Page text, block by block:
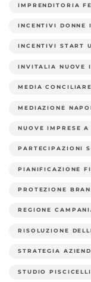
IMPRENDITORIA
INCENTIVI DONNE
INCENTIVI START
INVITALIA NUOVE
MEDIA CONCILIARE
MEDIAZIONE
NUOVE IMPRESE A
PARTECIPAZIONI
PIANIFICAZIONE
PROTEZIONE
REGIONE
RISOLUZIONE
STRATEGIA
STUDIO